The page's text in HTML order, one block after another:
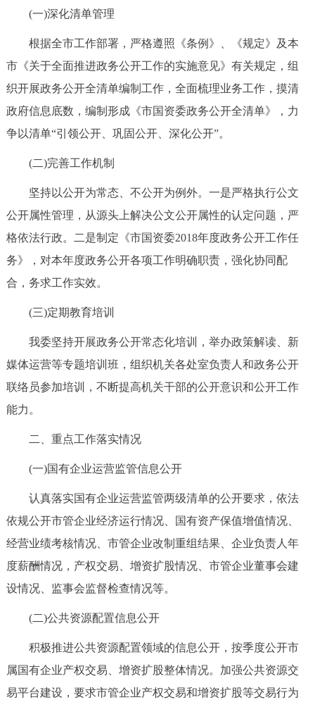
ITALIANO
回到顶部
(一)深化清单管理
根据全市工作部署，严格遵照《条例》、《规定》及本
市《关于全面推进政务公开工作的实施意见》有关规定，组
织开展政务公开全清单编制工作，全面梳理业务工作，摸清
政府信息底数，编制形成《市国资委政务公开全清单》，力
争以清单“引领公开、巩固公开、深化公开”。
(二)完善工作机制
坚持以公开为常态、不公开为例外。一是严格执行公文
公开属性管理，从源头上解决公文公开属性的认定问题，严
格依法行政。二是制定《市国资委2018年度政务公开工作任
务》，对本年度政务公开各项工作明确职责，强化协同配
合，务求工作实效。
(三)定期教育培训
我委坚持开展政务公开常态化培训，举办政策解读、新
媒体运营等专题培训班，组织机关各处室负责人和政务公开
联络员参加培训，不断提高机关干部的公开意识和公开工作
能力。
二、重点工作落实情况
(一)国有企业运营监管信息公开
认真落实国有企业运营监管两级清单的公开要求，依法
依规公开市管企业经济运行情况、国有资产保值增值情况、
经营业绩考核情况、市管企业改制重组结果、企业负责人年
度薪酬情况，产权交易、增资扩股情况、市管企业董事会建
设情况、监事会监督检查情况等。
(二)公共资源配置信息公开
积极推进公共资源配置领域的信息公开，按季度公开市
属国有企业产权交易、增资扩股整体情况。加强公共资源交
易平台建设，要求市管企业产权交易和增资扩股等交易行为